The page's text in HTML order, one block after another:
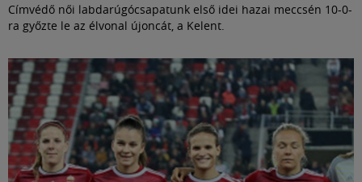
Címvédő női labdarúgócsapatunk első idei hazai meccsén 10-0-
ra győzte le az élvonal újoncát, a Kelent.